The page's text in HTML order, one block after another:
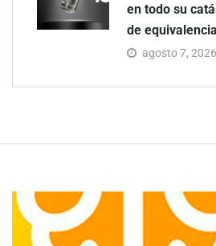
en todo su
de equivalencia
agosto 7, 2026